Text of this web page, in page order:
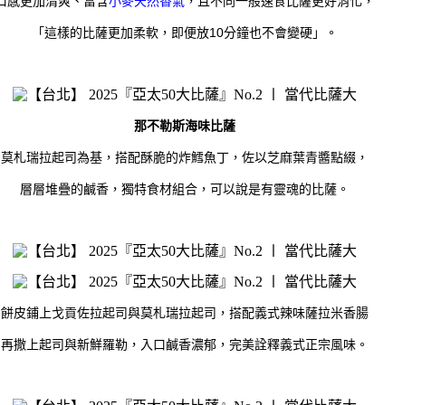
「這樣的比薩更加柔軟，即便放10分鐘也不會變硬」。
那不勒斯海味比薩
莫札瑞拉起司為基，搭配酥脆的炸鱈魚丁，佐以芝麻葉青醬點綴，
層層堆疊的鹹香，獨特食材組合，可以說是有靈魂的比薩。
餅皮鋪上戈貢佐拉起司與莫札瑞拉起司，搭配義式辣味薩拉米香腸
再撒上起司與新鮮羅勒，入口鹹香濃郁，完美詮釋義式正宗風味。